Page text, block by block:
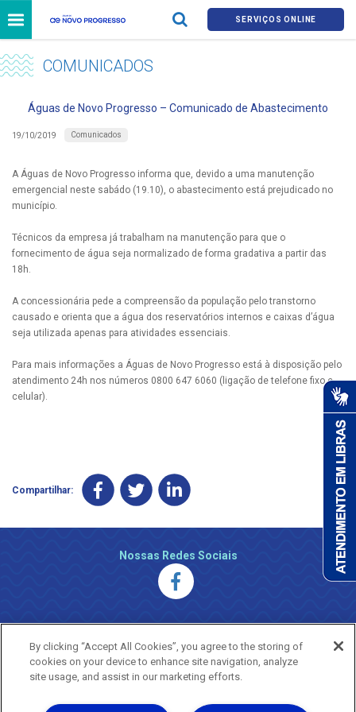
SERVIÇOS ONLINE
COMUNICADOS
Águas de Novo Progresso – Comunicado de Abastecimento
19/10/2019 Comunicados
A Águas de Novo Progresso informa que, devido a uma manutenção
emergencial neste sabádo (19.10), o abastecimento está prejudicado no
município.
Técnicos da empresa já trabalham na manutenção para que o
fornecimento de água seja normalizado de forma gradativa a partir das
18h.
A concessionária pede a compreensão da população pelo transtorno
causado e orienta que a água dos reservatórios internos e caixas d’água
seja utilizada apenas para atividades essenciais.
Para mais informações a Águas de Novo Progresso está à disposição pelo
atendimento 24h nos números 0800 647 6060 (ligação de telefone fixo e
celular).
Compartilhar:
Nossas Redes Sociais
By clicking “Accept All Cookies”, you agree to the storing of
cookies on your device to enhance site navigation, analyze
site usage, and assist in our marketing efforts.